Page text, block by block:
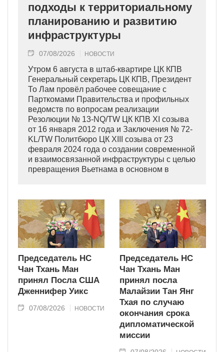
подходы к территориальному
планированию и развитию
инфраструктуры
07/08/2026 НОВОСТИ
Утром 6 августа в штаб-квартире ЦК КПВ
Генеральный секретарь ЦК КПВ, Президент
То Лам провёл рабочее совещание с
Парткомами Правительства и профильных
ведомств по вопросам реализации
Резолюции № 13-NQ/TW ЦК КПВ XI созыва
от 16 января 2012 года и Заключения № 72-
KL/TW Политбюро ЦК XIII созыва от 23
февраля 2024 года о создании современной
и взаимосвязанной инфраструктуры с целью
превращения Вьетнама в основном в
Председатель НС
Чан Тхань Ман
принял Посла США
Дженнифер Уикс
07/08/2026 НОВОСТИ
Председатель НС
Чан Тхань Ман
принял посла
Малайзии Тан Янг
Тхая по случаю
окончания срока
дипломатической
миссии